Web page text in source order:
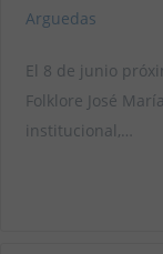
Arguedas
El 8 de junio
Folklore José
institucional,…